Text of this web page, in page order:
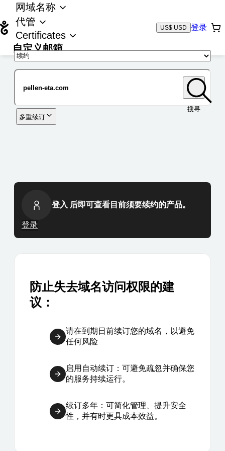
网域名称
代管
Certificates
自定义邮箱
US$ USD 登录
搜寻
多重续订
登入 后即可查看目前须要续约的产品。
登录
防止失去域名访问权限的建
议：
请在到期日前续订您的域名，以避免
任何风险
启用自动续订：可避免疏忽并确保您
的服务持续运行。
续订多年：可简化管理、提升安全
性，并有时更具成本效益。